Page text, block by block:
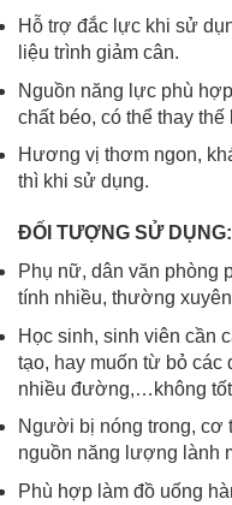
Hỗ trợ đắc lực khi sử
liệu trình giảm cân.
Nguồn năng lực phù
chất béo, có thể thay
Hương vị thơm ngon,
thì khi sử dụng.
ĐỐI TƯỢNG SỬ DỤNG:
Phụ nữ, dân văn phòng
tính nhiều, thường
Học sinh, sinh viên cần
tạo, hay muốn từ bỏ các
nhiều đường,…không
Người bị nóng trong, cơ
nguồn năng lượng lành
Phù hợp làm đồ uống